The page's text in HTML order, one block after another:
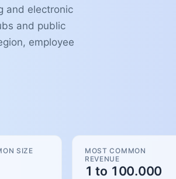
and electronic
and public
employee
SIZE
MOST COMMON
REVENUE
1 to 100.000